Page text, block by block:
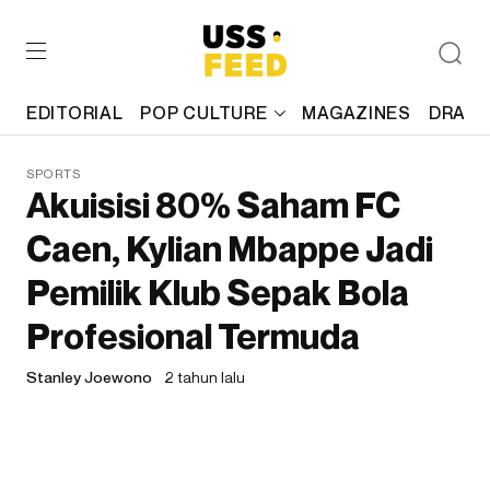
EDITORIAL POP CULTURE MAGAZINES
SPORTS
Akuisisi 80% Saham FC
Caen, Kylian Mbappe Jadi
Pemilik Klub Sepak Bola
Profesional Termuda
Stanley Joewono 2 tahun lalu